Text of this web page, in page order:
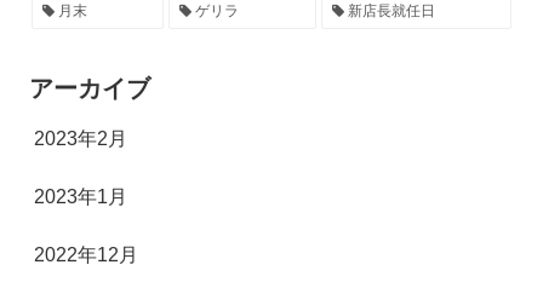
月末 ゲリラ 新店長就任日
アーカイブ
2023年2月
2023年1月
2022年12月